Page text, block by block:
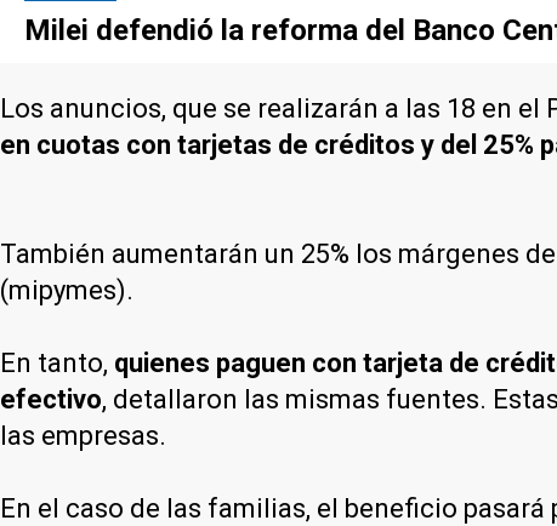
Milei defendió la reforma del Banco
Los anuncios, que se realizarán a las 18 en el
en cuotas con tarjetas de créditos y del 25%
También aumentarán un 25% los márgenes
(mipymes).
En tanto, quienes paguen con tarjeta de
efectivo, detallaron las mismas fuentes.
las empresas.
En el caso de las familias, el beneficio